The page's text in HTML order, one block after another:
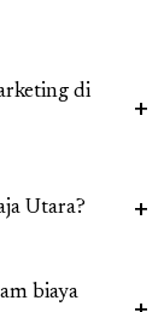
di
Utara?
biaya